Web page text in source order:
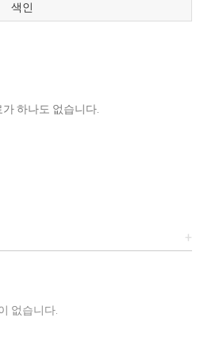
색인
하나도 없습니다.
+
없습니다.